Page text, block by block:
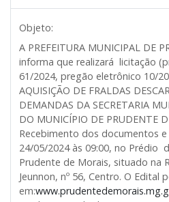
Objeto:
A PREFEITURA MUNICIPAL DE
informa que realizará licitação
61/2024, pregão eletrônico 10/
AQUISIÇÃO DE FRALDAS
DEMANDAS DA SECRETARIA
DO MUNICÍPIO DE PRUDENTE
Recebimento dos documentos
24/05/2024 às 09:00, no Prédio
Prudente de Morais, situado na
Jeunnon, nº 56, Centro. O Edital
em: